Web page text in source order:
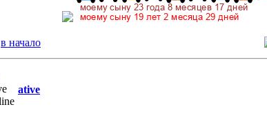
в начало
ative